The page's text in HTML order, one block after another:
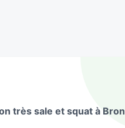
très sale et squat à Bron